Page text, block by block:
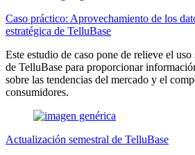
Caso práctico: Aprovechamiento de los
estratégica de TelluBase
Este estudio de caso pone de relieve el
de TelluBase para proporcionar
sobre las tendencias del mercado y el
consumidores.
Actualización semestral de TelluBase